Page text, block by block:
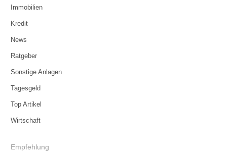
Immobilien
Kredit
News
Ratgeber
Sonstige Anlagen
Tagesgeld
Top Artikel
Wirtschaft
Empfehlung